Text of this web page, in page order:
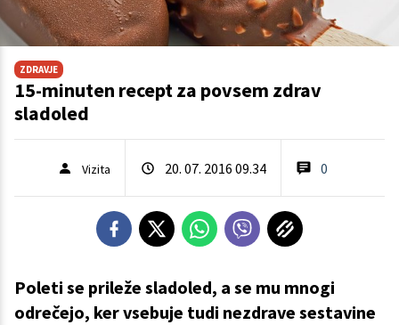
ZDRAVJE
15-minuten recept za povsem zdrav
sladoled
Vizita 20. 07. 2016 09.34 0
Poleti se prileže sladoled, a se mu mnogi
odrečejo, ker vsebuje tudi nezdrave sestavine